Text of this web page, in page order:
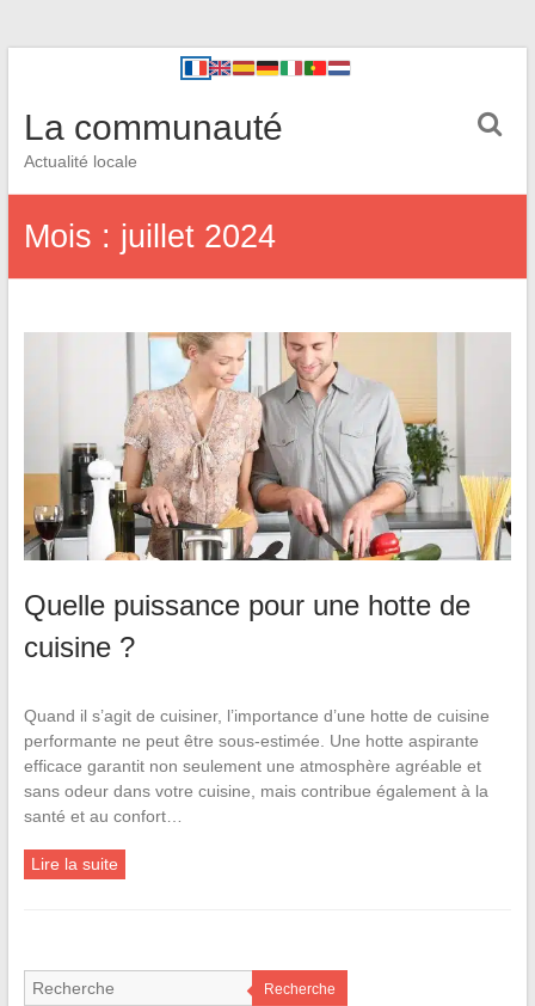
La communauté
Actualité locale
Mois : juillet 2024
Quelle puissance pour une hotte de
cuisine ?
Quand il s’agit de cuisiner, l’importance d’une hotte de cuisine
performante ne peut être sous-estimée. Une hotte aspirante
efficace garantit non seulement une atmosphère agréable et
sans odeur dans votre cuisine, mais contribue également à la
santé et au confort…
Lire la suite
Recherche